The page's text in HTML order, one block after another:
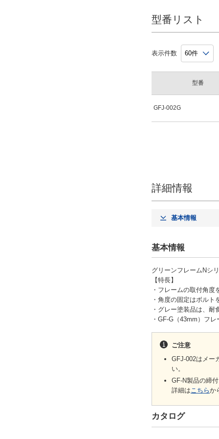
型番リスト
表示件数
型番
GFJ-002G
詳細情報
基本情報
基本情報
グリーンフレームNシ
【特長】
・フレームの取付角
・角度の固定はボルト
・グレー塗装品は、
・GF-G（43mm）フ
ご注意
GFJ-002はメー
い。
GF-N製品の締
詳細はこちらか
カタログ